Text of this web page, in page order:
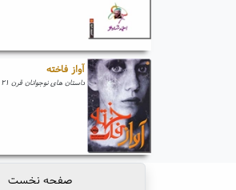
آواز فاخته
داستان های نوجوانان قرن ۲۱
صفحه نخست